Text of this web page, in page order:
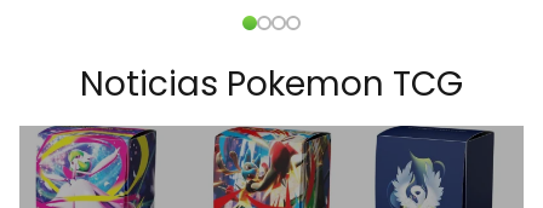
Noticias Pokemon TCG